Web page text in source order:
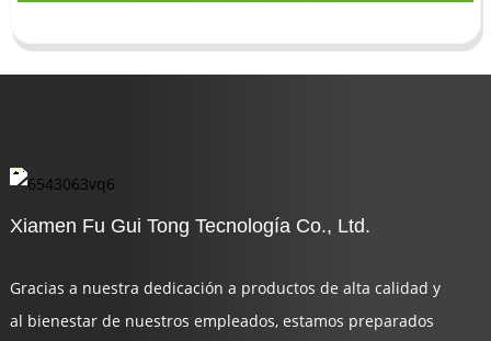
Xiamen Fu Gui Tong Tecnología Co., Ltd.
Gracias a nuestra dedicación a productos de alta calidad y
al bienestar de nuestros empleados, estamos preparados